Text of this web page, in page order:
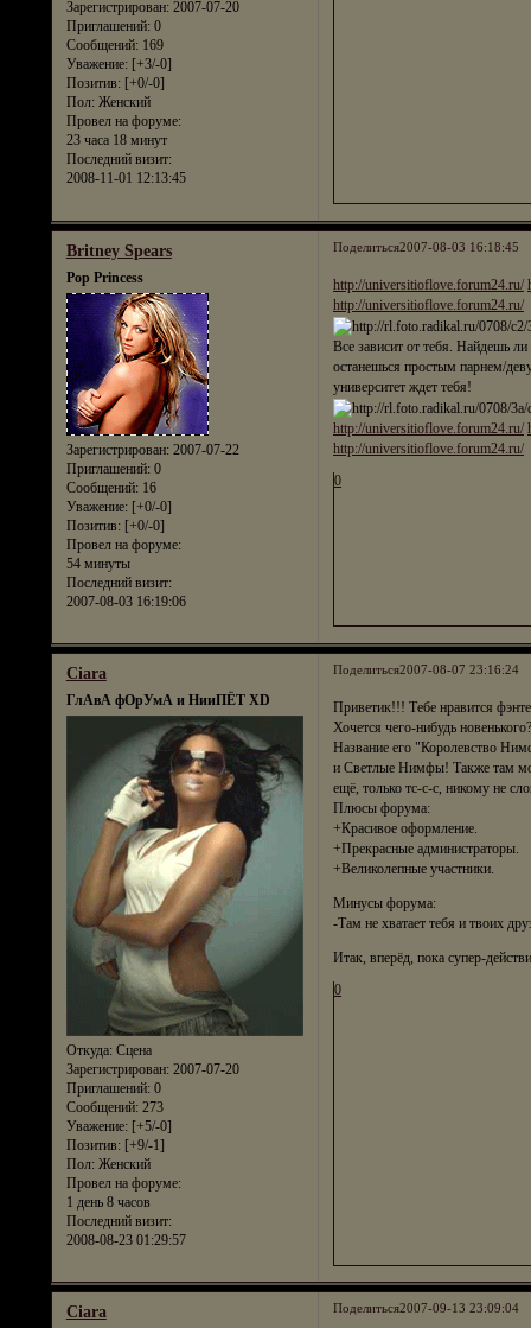
Зарегистрирован: 2007-07-20
Приглашений:0
Сообщений:169
Уважение: [+3/-0]
Позитив: [+0/-0]
Пол:Женский
Провел на форуме:
23 часа 18 минут
Последний визит:
2008-11-01 12:13:45
Поделиться2007-08-03 16:18:45
Britney Spears
Pop Princess
Зарегистрирован: 2007-07-22
Приглашений:0
Сообщений:16
Уважение: [+0/-0]
Позитив: [+0/-0]
Провел на форуме:
54 минуты
Последний визит:
2007-08-03 16:19:06
http://universitioflove.forum24.ru/
http://universitioflove.forum24.ru/
Все зависит от тебя. Найдешь
останешься простым парнем/
университет ждет тебя!
http://universitioflove.forum24.ru/
http://universitioflove.forum24.ru/
0
Поделиться2007-08-07 23:16:24
Ciara
ГлАвА фОрУмА и НииПЁТ XD
Откуда:Сцена
Зарегистрирован: 2007-07-20
Приглашений:0
Сообщений:273
Уважение: [+5/-0]
Позитив: [+9/-1]
Пол:Женский
Провел на форуме:
1 день 8 часов
Последний визит:
2008-08-23 01:29:57
Приветик!!! Тебе нравится
Хочется чего-нибудь
Название его "Королевство
и Светлые Нимфы! Также там
ещё, только тс-с-с, никому не
Плюсы форума:
+Красивое оформление.
+Прекрасные администраторы.
+Великолепные участники.
Минусы форума:
-Там не хватает тебя и твоих
Итак, вперёд, пока супер-
0
Поделиться2007-09-13 23:09:04
Ciara